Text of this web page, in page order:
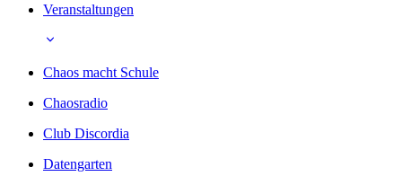
Veranstaltungen
Chaos macht Schule
Chaosradio
Club Discordia
Datengarten